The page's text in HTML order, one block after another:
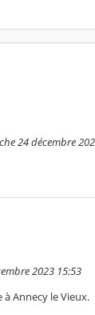
24 décembre
2023 15:53
Annecy le Vieux.